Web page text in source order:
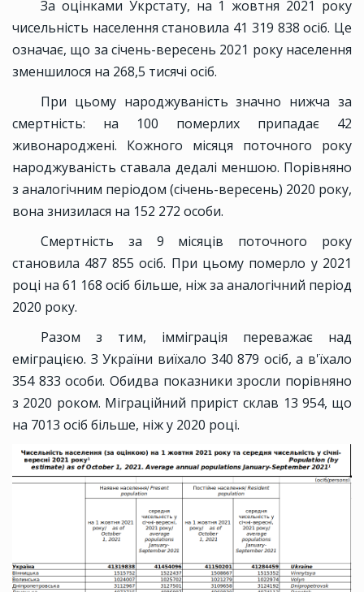
За оцінками Укрстату, на 1 жовтня 2021 року
чисельність населення становила 41 319 838 осіб. Це
означає, що за січень-вересень 2021 року населення
зменшилося на 268,5 тисячі осіб.
При цьому народжуваність значно нижча за
смертність: на 100 померлих припадає 42
живонароджені. Кожного місяця поточного року
народжуваність ставала дедалі меншою. Порівняно
з аналогічним періодом (січень-вересень) 2020 року,
вона знизилася на 152 272 особи.
Смертність за 9 місяців поточного року
становила 487 855 осіб. При цьому померло у 2021
році на 61 168 осіб більше, ніж за аналогічний період
2020 року.
Разом з тим, імміграція переважає над
еміграцією. З України виїхало 340 879 осіб, а в'їхало
354 833 особи. Обидва показники зросли порівняно
з 2020 роком. Міграційний приріст склав 13 954, що
на 7013 осіб більше, ніж у 2020 році.